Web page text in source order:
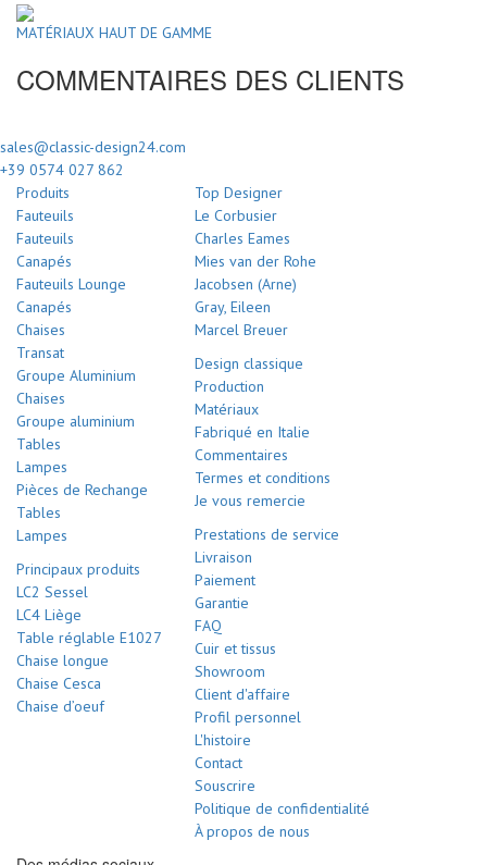
MATÉRIAUX HAUT DE GAMME
COMMENTAIRES DES CLIENTS
sales@classic-design24.com
+39 0574 027 862
Produits
Fauteuils
Fauteuils
Canapés
Fauteuils Lounge
Canapés
Chaises
Transat
Groupe Aluminium
Chaises
Groupe aluminium
Tables
Lampes
Pièces de Rechange
Tables
Lampes
Principaux produits
LC2 Sessel
LC4 Liège
Table réglable E1027
Chaise longue
Chaise Cesca
Chaise d’oeuf
Top Designer
Le Corbusier
Charles Eames
Mies van der Rohe
Jacobsen (Arne)
Gray, Eileen
Marcel Breuer
Design classique
Production
Matériaux
Fabriqué en Italie
Commentaires
Termes et conditions
Je vous remercie
Prestations de service
Livraison
Paiement
Garantie
FAQ
Cuir et tissus
Showroom
Client d'affaire
Profil personnel
L'histoire
Contact
Souscrire
Politique de confidentialité
À propos de nous